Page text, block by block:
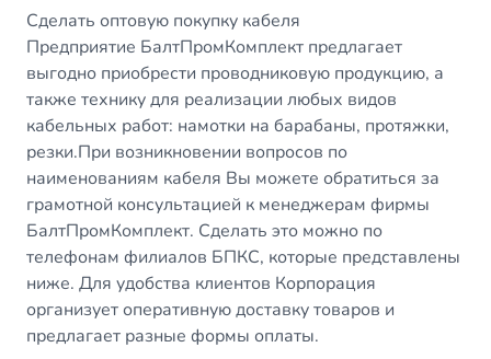
Сделать оптовую покупку кабеля
Предприятие БалтПромКомплект предлагает
выгодно приобрести проводниковую продукцию, а
также технику для реализации любых видов
кабельных работ: намотки на барабаны, протяжки,
резки.При возникновении вопросов по
наименованиям кабеля Вы можете обратиться за
грамотной консультацией к менеджерам фирмы
БалтПромКомплект. Сделать это можно по
телефонам филиалов БПКС, которые представлены
ниже. Для удобства клиентов Корпорация
организует оперативную доставку товаров и
предлагает разные формы оплаты.